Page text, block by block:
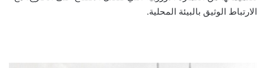
الارتباط الوثيق بالبيئة المحلية.